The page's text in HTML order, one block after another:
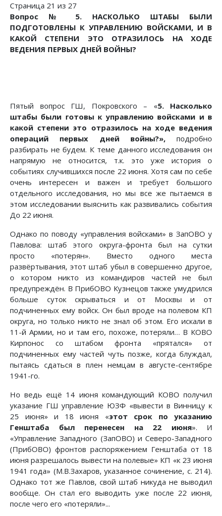
Страница 21 из 27
Вопрос № 5. НАСКОЛЬКО ШТАБЫ БЫЛИ
ПОДГОТОВЛЕНЫ К УПРАВЛЕНИЮ ВОЙСКАМИ, И В
КАКОЙ СТЕПЕНИ ЭТО ОТРАЗИЛОСЬ НА ХОДЕ
ВЕДЕНИЯ ПЕРВЫХ ДНЕЙ ВОЙНЫ?
Пятый вопрос ГШ, Покровского – «5. Насколько
штабы были готовы к управлению войсками и в
какой степени это отразилось на ходе ведения
операций первых дней войны?»,подробно
разбирать не будем. К теме данного исследования он
напрямую не относится, т.к. это уже история о
событиях случившихся после 22 июня. Хотя сам по себе
очень интересен и важен и требует большого
отдельного исследования, но мы все же пытаемся в
этом исследовании выяснить как развивались события
До 22 июня.
Однако по поводу «управления войсками» в ЗапОВО у
Павлова: штаб этого округа-фронта был на сутки
просто «потерян». Вместо одного места
развёртывания, этот штаб убыл в совершенно другое,
о котором никто из командиров частей не был
предупреждён. В ПрибОВО Кузнецов также умудрился
больше суток скрываться и от Москвы и от
подчиненных ему войск. Он был вроде на полевом КП
округа, но только никто не знал об этом. Его искали в
11-й Армии, но и там его, похоже, потеряли… В КОВО
Кирпонос со штабом фронта «прятался» от
подчиненных ему частей чуть позже, когда блуждал,
пытаясь сдаться в плен немцам в августе-сентябре
1941-го.
Но ведь ещё 14 июня командующий КОВО получил
указание ГШ управление ЮЗФ «вывести в Винницу к
25 июня» и 18 июня «этот срок по указанию
Генштаба был перенесен на 22 июня». И
«Управление Западного (ЗапОВО) и Северо-Западного
(ПрибОВО) фронтов распоряжением Генштаба от 18
июня разрешалось вывести на полевые» КП «к 23 июня
1941 года» (М.В.Захаров, указанное сочинение, с. 214).
Однако тот же Павлов, свой штаб никуда не выводил
вообще. Он стал его выводить уже после 22 июня,
после чего его «потеряли»...